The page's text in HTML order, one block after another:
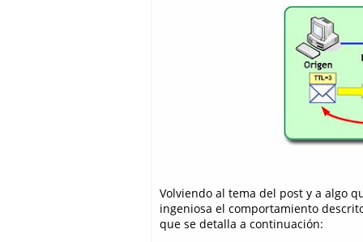
Volviendo al tema del post y a algo
ingeniosa el comportamiento
que se detalla a continuación: